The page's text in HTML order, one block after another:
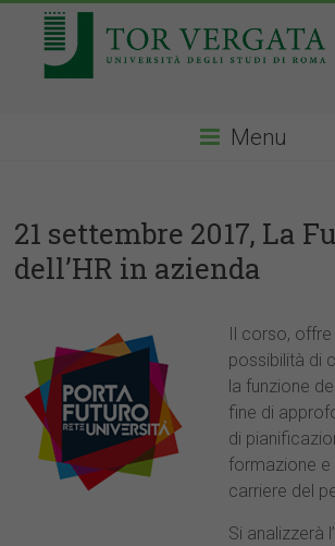
Menu
21 settembre 2017, La
dell’HR in azienda
Il corso,
possibilità di
la funzione
fine di
di
formazione e
carriere del
Si analizzerà